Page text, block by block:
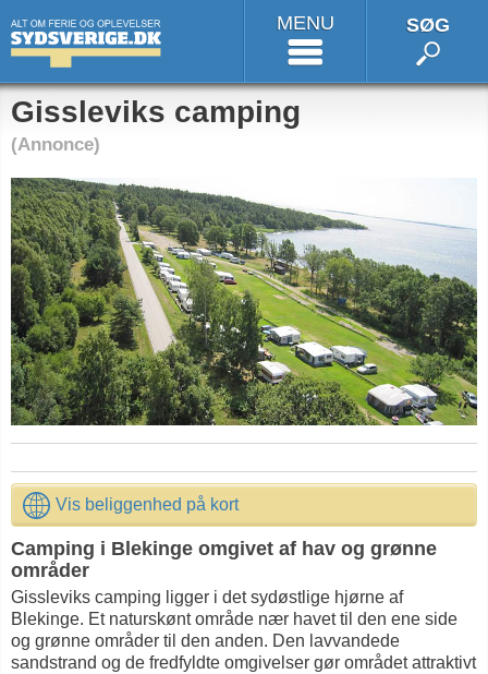
MENU SØG
Gissleviks camping
(Annonce)
Vis beliggenhed på kort
Camping i Blekinge omgivet af hav og grønne
områder
Gissleviks camping ligger i det sydøstlige hjørne af
Blekinge. Et naturskønt område nær havet til den ene side
og grønne områder til den anden. Den lavvandede
sandstrand og de fredfyldte omgivelser gør området attraktivt